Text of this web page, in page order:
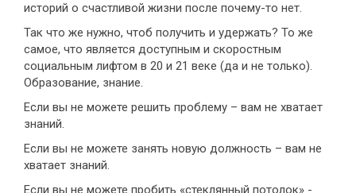
историй о счастливой жизни после почему-то нет.
Так что же нужно, чтоб получить и удержать? То же
самое, что является доступным и скоростным
социальным лифтом в 20 и 21 веке (да и не только).
Образование, знание.
Если вы не можете решить проблему – вам не хватает
знаний.
Если вы не можете занять новую должность – вам не
хватает знаний.
Если вы не можете пробить «стеклянный потолок» -